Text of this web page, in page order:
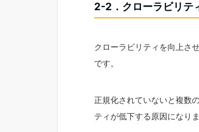
2-2．クローラビリテ
クローラビリティを向上さ
です。
正規化されていないと複数
ティが低下する原因になりま